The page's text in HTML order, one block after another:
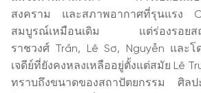
สงคราม และสภาพอากาศที่รุนแรง
สมบูรณ์เหมือนเดิม แต่ร่องรอยสถ
ราชวงศ์ Trần, Lê Sơ, Nguyễn และโ
เจดีย์ที่ยังคงหลงเหลืออยู่ตั้งแต่สมัย Lê
ทราบถึงขนาดของสถาปัตยกรรม ศิลป